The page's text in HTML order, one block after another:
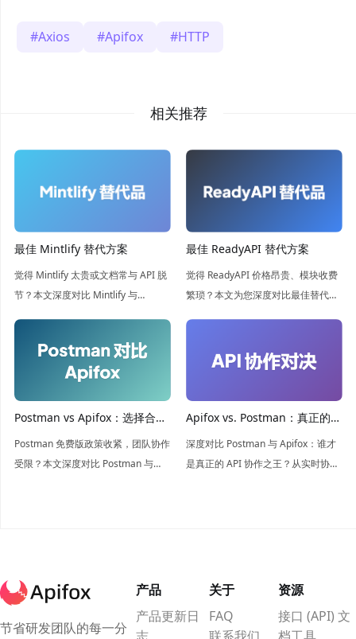
Axios Apifox HTTP
相关推荐
最佳 Mintlify 替代方案
觉得 Mintlify 太贵或文档常与 API 脱
节？本文深度对比 Mintlify 与
具性价比的 API 文档解决方案。
最佳 ReadyAPI 替代方案
觉得 ReadyAPI 价格昂贵、模块收费
繁琐？本文为您深度对比最佳替代方
亲民，协作更高效，是现代 API 团队
Postman vs Apifox：选择合适
的 API 开发工具
Postman 免费版政策收紧，团队协作
受限？本文深度对比 Postman 与
Apifox vs. Postman：真正的协
作大对决
深度对比 Postman 与 Apifox：谁才
是真正的 API 协作之王？从实时协同
节省研发团队的每一分
产品
产品更新日
关于
FAQ
资源
接口 (API) 文